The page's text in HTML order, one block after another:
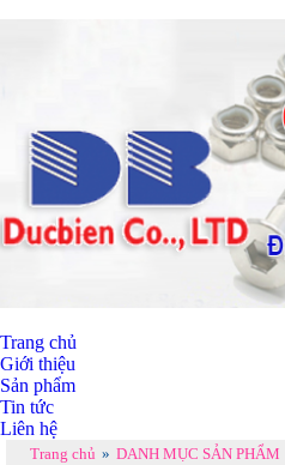
Trang chủ
Giới thiệu
Sản phẩm
Tin tức
Liên hệ
Trang chủ » DANH MỤC SẢN PHẨM